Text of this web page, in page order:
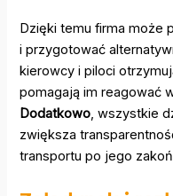
Dzięki temu firma może
i przygotować
kierowcy i piloci
pomagają im reagować
Dodatkowo, wszystkie
zwiększa
transportu po jego